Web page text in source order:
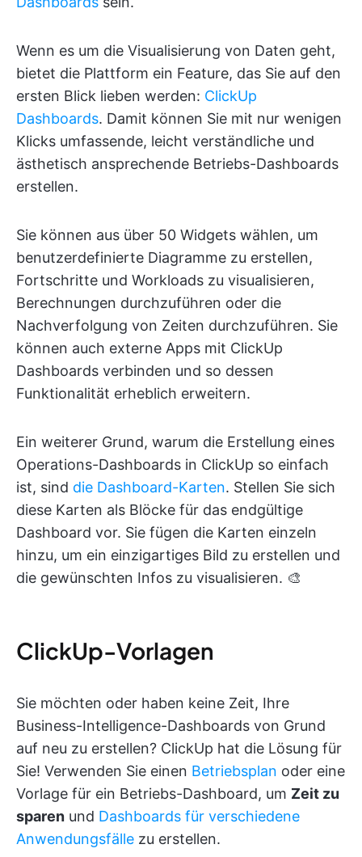
Wenn es um die Visualisierung von Daten geht,
bietet die Plattform ein Feature, das Sie auf den
ersten Blick lieben werden: ClickUp
Dashboards. Damit können Sie mit nur wenigen
Klicks umfassende, leicht verständliche und
ästhetisch ansprechende Betriebs-Dashboards
erstellen.
Sie können aus über 50 Widgets wählen, um
benutzerdefinierte Diagramme zu erstellen,
Fortschritte und Workloads zu visualisieren,
Berechnungen durchzuführen oder die
Nachverfolgung von Zeiten durchzuführen. Sie
können auch externe Apps mit ClickUp
Dashboards verbinden und so dessen
Funktionalität erheblich erweitern.
Ein weiterer Grund, warum die Erstellung eines
Operations-Dashboards in ClickUp so einfach
ist, sind die Dashboard-Karten. Stellen Sie sich
diese Karten als Blöcke für das endgültige
Dashboard vor. Sie fügen die Karten einzeln
hinzu, um ein einzigartiges Bild zu erstellen und
die gewünschten Infos zu visualisieren. 🎨
ClickUp-Vorlagen
Sie möchten oder haben keine Zeit, Ihre
Business-Intelligence-Dashboards von Grund
auf neu zu erstellen? ClickUp hat die Lösung für
Sie! Verwenden Sie einen Betriebsplan oder eine
Vorlage für ein Betriebs-Dashboard, um Zeit zu
sparen und Dashboards für verschiedene
Anwendungsfälle zu erstellen.